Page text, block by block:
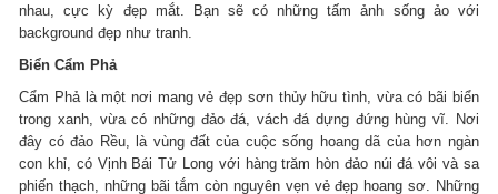
nhau, cực kỳ đẹp mắt. Bạn sẽ có những tấm ảnh sống ảo với
background đẹp như tranh.
Biển Cẩm Phả
Cẩm Phả là một nơi mang vẻ đẹp sơn thủy hữu tình, vừa có bãi biển
trong xanh, vừa có những đảo đá, vách đá dựng đứng hùng vĩ. Nơi
đây có đảo Rều, là vùng đất của cuộc sống hoang dã của hơn ngàn
con khỉ, có Vịnh Bái Tử Long với hàng trăm hòn đảo núi đá vôi và sa
phiến thạch, những bãi tắm còn nguyên vẹn vẻ đẹp hoang sơ. Những